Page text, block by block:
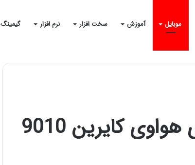
موبایل آموزش سخت افزار نرم افزار گیمینگ
چیپست پرچمدار بعدی هواوی کایرین 9010